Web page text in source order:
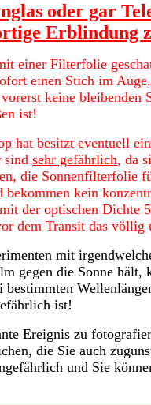
oder gar
Erblindung
einer Filterfolie
einen Stich im
keine
ist!
hat besitzt eventuell
sind sehr gefährlich, da
die Sonnenfilterfolie
kein
der optischen Dichte
dem Transit das völlig
mit
gegen die Sonne
ist!
Ereignis zu
die Sie auch
und Sie